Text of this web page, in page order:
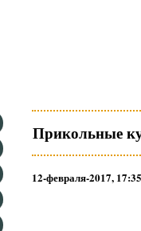
Прикольные
12-февраля-2017, 17:35